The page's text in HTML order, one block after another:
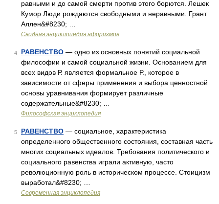
равными и до самой смерти против этого борются. Лешек
Кумор Люди рождаются свободными и неравными. Грант
Аллен&#8230; …
Сводная энциклопедия афоризмов
4 РАВЕНСТВО — одно из основных понятий социальной
философии и самой социальной жизни. Основанием для
всех видов Р. является формальное Р., которое в
зависимости от сферы применения и выбора ценностной
основы уравнивания формирует различные
содержательные&#8230; …
Философская энциклопедия
5 РАВЕНСТВО — социальное, характеристика
определенного общественного состояния, составная часть
многих социальных идеалов. Требования политического и
социального равенства играли активную, часто
революционную роль в историческом процессе. Стоицизм
выработал&#8230; …
Современная энциклопедия